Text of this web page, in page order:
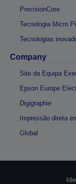
PrecisionCore
Tecnologia Micro
Tecnologias
Company
Site da Equipa
Epson Europe
Digigraphie
Impressão direta
Global